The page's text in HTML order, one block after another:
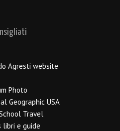
Agresti website
Photo
Geographic USA
Travel
libri e guide